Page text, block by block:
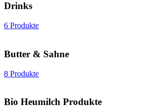
Drinks
6 Produkte
Butter & Sahne
8 Produkte
Bio Heumilch Produkte